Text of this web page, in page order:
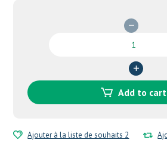
Add to cart
Ajouter à la liste de souhaits 2